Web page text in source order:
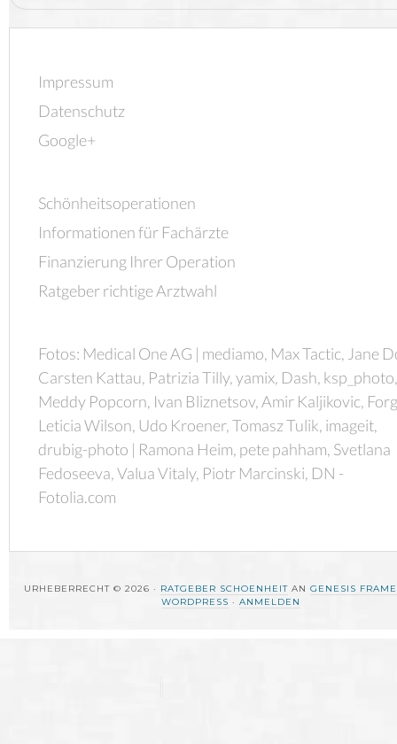
Impressum
Datenschutz
Google+
Schönheitsoperationen
Informationen für Fachärzte
Finanzierung Ihrer Operation
Ratgeber richtige Arztwahl
Fotos: Medical One AG | mediamo, Max Tactic, Jane
Carsten Kattau, Patrizia Tilly, yamix, Dash, ksp_photo,
Meddy Popcorn, Ivan Bliznetsov, Amir Kaljikovic,
Leticia Wilson, Udo Kroener, Tomasz Tulik, imageit,
drubig-photo | Ramona Heim, pete pahham, Svetlana
Fedoseeva, Valua Vitaly, Piotr Marcinski, DN -
Fotolia.com
URHEBERRECHT © 2026 · RATGEBER SCHOENHEIT AN GENESIS
WORDPRESS · ANMELDEN